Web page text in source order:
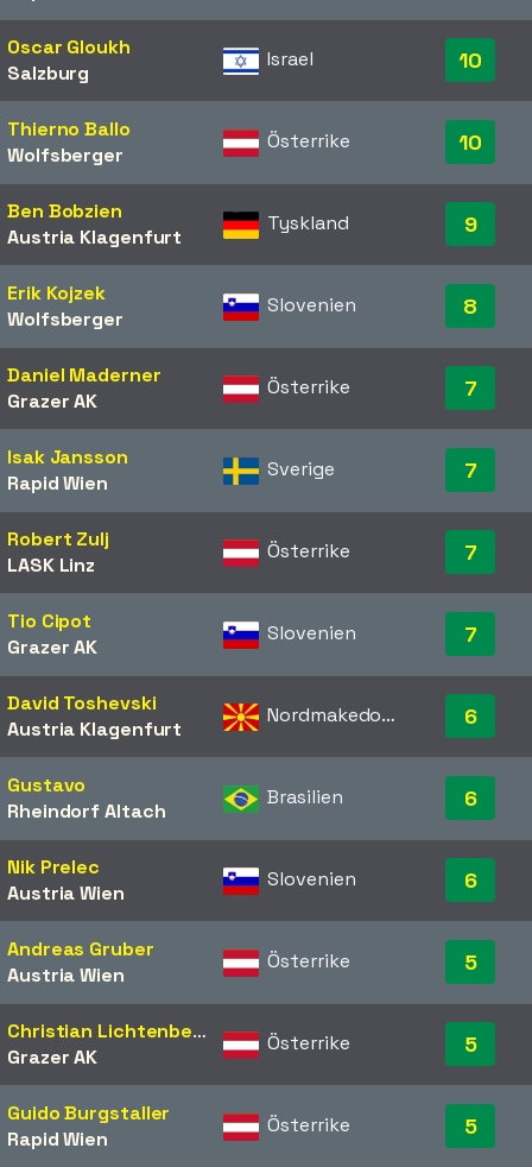
Oscar Gloukh
Salzburg
Israel 10
Thierno Ballo
Wolfsberger
Österrike 10
Ben Bobzien
Austria Klagenfurt
Tyskland 9
Erik Kojzek
Wolfsberger
Slovenien 8
Daniel Maderner
Grazer AK
Österrike 7
Isak Jansson
Rapid Wien
Sverige 7
Robert Zulj
LASK Linz
Österrike 7
Tio Cipot
Grazer AK
Slovenien 7
David Toshevski
Austria Klagenfurt
Nordmakedonien 6
Gustavo
Rheindorf Altach
Brasilien 6
Nik Prelec
Austria Wien
Slovenien 6
Andreas Gruber
Austria Wien
Österrike 5
Christian Lichtenberger
Grazer AK
Österrike 5
Guido Burgstaller
Rapid Wien
Österrike 5